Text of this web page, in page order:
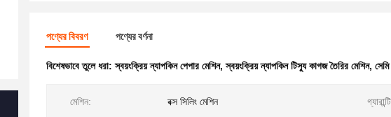
পণ্যের বিবরণ পণ্যের বর্ণনা
বিশেষভাবে তুলে ধরা:স্বয়ংক্রিয় ন্যাপকিন পেপার মেশিন,স্বয়ংক্রিয় ন্যাপকিন টিস্যু কাগজ তৈরির মেশিন,
মেশিন: বক্স সিলিং মেশিন